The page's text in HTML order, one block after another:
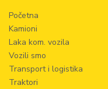
Početna
Kamioni
Laka kom. vozila
Vozili smo
Transport i logistika
Traktori